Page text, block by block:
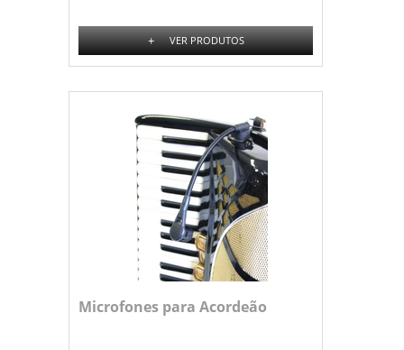
+ VER PRODUTOS
Microfones para Acordeão